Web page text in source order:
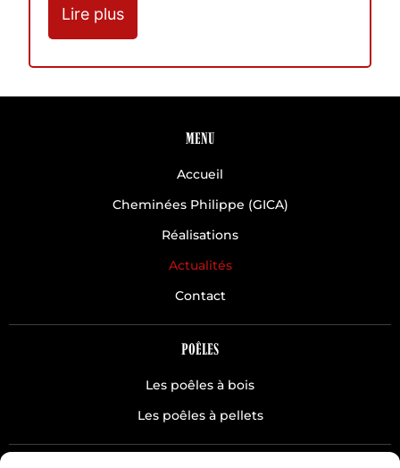
Lire plus
MENU
Accueil
Cheminées Philippe (GICA)
Réalisations
Actualités
Contact
POÊLES
Les poêles à bois
Les poêles à pellets